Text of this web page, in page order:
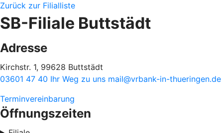
Zurück zur Filialliste
SB-Filiale Buttstädt
Adresse
Kirchstr. 1, 99628 Buttstädt
03601 47 40 Ihr Weg zu uns mail@vrbank-in-thueringen.de
Terminvereinbarung
Öffnungszeiten